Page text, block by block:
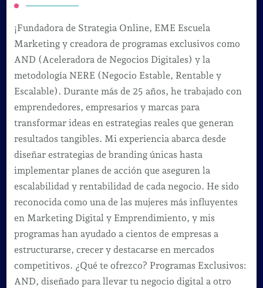
¡Fundadora de Strategia Online, EME Escuela
Marketing y creadora de programas exclusivos como
AND (Aceleradora de Negocios Digitales) y la
metodología NERE (Negocio Estable, Rentable y
Escalable). Durante más de 25 años, he trabajado con
emprendedores, empresarios y marcas para
transformar ideas en estrategias reales que generan
resultados tangibles. Mi experiencia abarca desde
diseñar estrategias de branding únicas hasta
implementar planes de acción que aseguren la
escalabilidad y rentabilidad de cada negocio. He sido
reconocida como una de las mujeres más influyentes
en Marketing Digital y Emprendimiento, y mis
programas han ayudado a cientos de empresas a
estructurarse, crecer y destacarse en mercados
competitivos. ¿Qué te ofrezco? Programas Exclusivos:
AND, diseñado para llevar tu negocio digital a otro